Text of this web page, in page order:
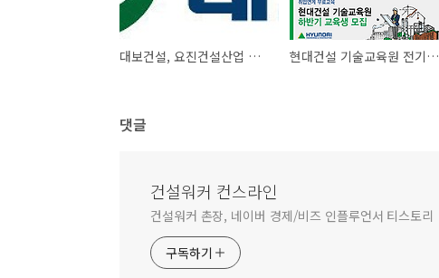
대보건설, 요진건설산업 취업할래요? 건축.토목 알짜 구인정보 현대건설 기술교육원 전기시스템제어과정 교육생모집 -건설 취업연계
댓글
건설워커 컨스라인
건설워커 촌장, 네이버 경제/비즈 인플루언서 티스토리
구독하기